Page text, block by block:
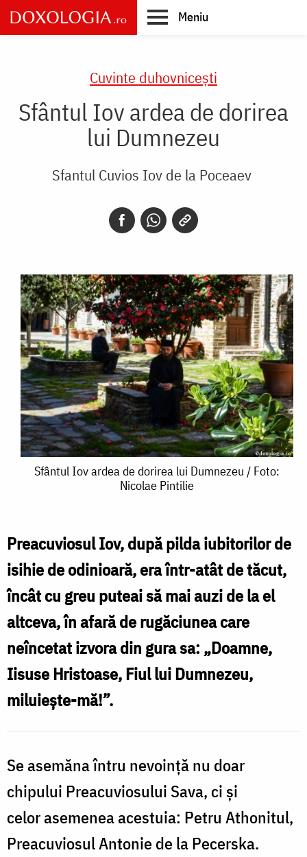
Skip
to
main
Meniu
Cuvinte duhovnicești
Sfântul Iov ardea de dorirea
lui Dumnezeu
Sfantul Cuvios Iov de la Poceaev
Sfântul
de
dorirea
lui
Dumnezeu
/
Nicolae
Pintilie
Sfântul Iov ardea de dorirea lui Dumnezeu / Foto:
Nicolae Pintilie
Preacuviosul Iov, după pilda iubitorilor de
isihie de odinioară, era într-atât de tăcut,
încât cu greu puteai să mai auzi de la el
altceva, în afară de rugăciunea care
neîncetat izvora din gura sa: „Doamne,
Iisuse Hristoase, Fiul lui Dumnezeu,
miluiește-mă!”.
Se asemăna întru nevoinţă nu doar
chipului Preacuviosului Sava, ci şi
celor asemenea acestuia: Petru Athonitul,
Preacuviosul Antonie de la Pecerska.